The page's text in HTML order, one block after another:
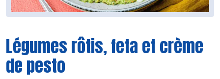
Légumes rôtis, feta et crème
de pesto